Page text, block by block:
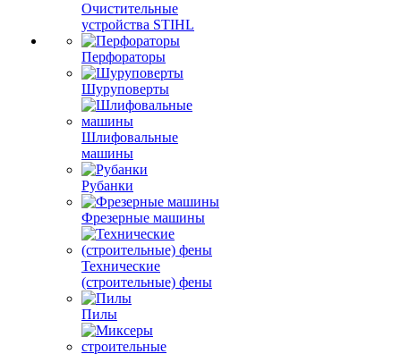
Очистительные
устройства STIHL
Перфораторы
Шуруповерты
Шлифовальные
машины
Рубанки
Фрезерные машины
Технические
(строительные) фены
Пилы